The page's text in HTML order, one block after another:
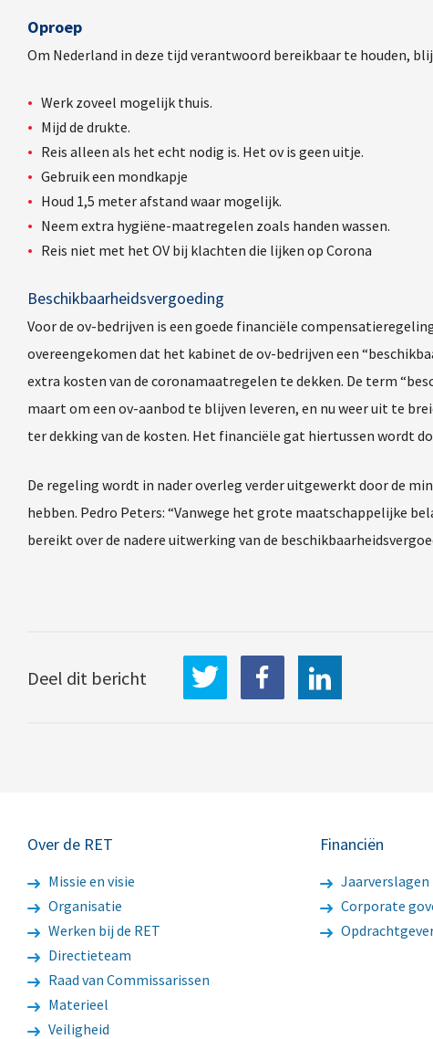
Oproep
Om Nederland in deze tijd verantwoord bereikbaar te houden,
Werk zoveel mogelijk thuis.
Mijd de drukte.
Reis alleen als het echt nodig is. Het ov is geen uitje.
Gebruik een mondkapje
Houd 1,5 meter afstand waar mogelijk.
Neem extra hygiëne-maatregelen zoals handen wassen.
Reis niet met het OV bij klachten die lijken op Corona
Beschikbaarheidsvergoeding
Voor de ov-bedrijven is een goede financiële
overeengekomen dat het kabinet de ov-bedrijven een
extra kosten van de coronamaatregelen te dekken. De term
maart om een ov-aanbod te blijven leveren, en nu weer uit te
ter dekking van de kosten. Het financiële gat hiertussen wordt
De regeling wordt in nader overleg verder uitgewerkt door de
hebben. Pedro Peters: “Vanwege het grote maatschappelijke
bereikt over de nadere uitwerking van de
Deel dit bericht
Over de RET
Missie en visie
Organisatie
Werken bij de RET
Directieteam
Raad van Commissarissen
Materieel
Veiligheid
Financiën
Jaarverslagen
Corporate